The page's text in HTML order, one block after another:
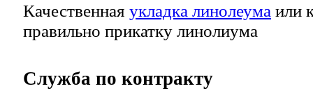
Качественная укладка линолеума или
правильно прикатку линолиума
Служба по контракту